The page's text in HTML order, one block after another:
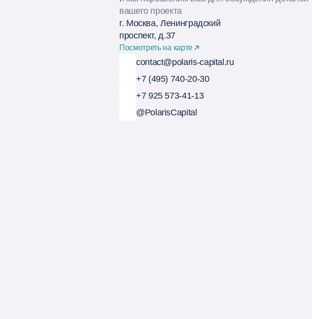
вашего проекта
г. Москва, Ленинградский
проспект, д.37
Посмотреть на карте
contact@polaris-capital.ru
+7 (495) 740-20-30
+7 925 573-41-13
@PolarisCapital